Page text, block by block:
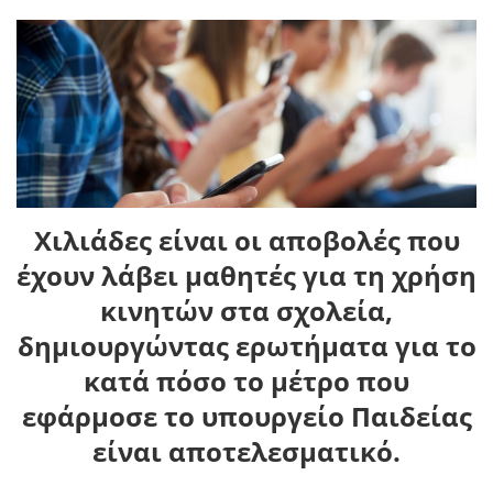
Χιλιάδες είναι οι αποβολές που
έχουν λάβει μαθητές για τη χρήση
κινητών στα σχολεία,
δημιουργώντας ερωτήματα για το
κατά πόσο το μέτρο που
εφάρμοσε το υπουργείο Παιδείας
είναι αποτελεσματικό.